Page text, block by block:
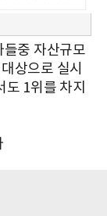
중 자산규모
상으로 실시
1위를 차지